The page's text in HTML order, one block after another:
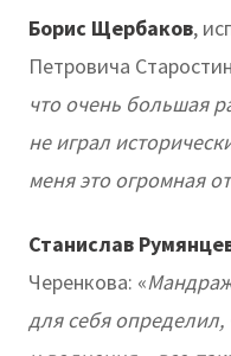
Борис Щербаков,
Петровича
что очень большая
не играл
меня это огромная
Станислав
Черенкова: «
для себя определил,